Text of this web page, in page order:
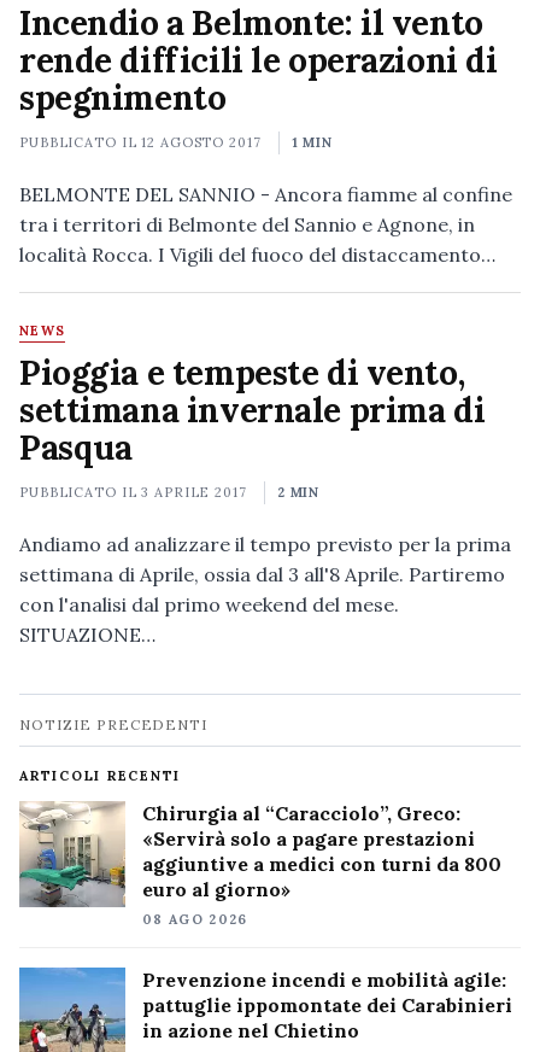
Incendio a Belmonte: il vento
rende difficili le operazioni di
spegnimento
PUBBLICATO IL12 AGOSTO 2017 1 MIN
BELMONTE DEL SANNIO - Ancora fiamme al confine
tra i territori di Belmonte del Sannio e Agnone, in
località Rocca. I Vigili del fuoco del distaccamento…
NEWS
Pioggia e tempeste di vento,
settimana invernale prima di
Pasqua
PUBBLICATO IL3 APRILE 2017 2 MIN
Andiamo ad analizzare il tempo previsto per la prima
settimana di Aprile, ossia dal 3 all'8 Aprile. Partiremo
con l'analisi dal primo weekend del mese.
SITUAZIONE…
Navigazione
notizie
NOTIZIE PRECEDENTI
ARTICOLI RECENTI
Chirurgia al “Caracciolo”, Greco:
«Servirà solo a pagare prestazioni
aggiuntive a medici con turni da 800
euro al giorno»
08 AGO 2026
Prevenzione incendi e mobilità agile:
pattuglie ippomontate dei Carabinieri
in azione nel Chietino